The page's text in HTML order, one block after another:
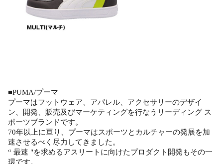
■PUMA/プーマ
プーマはフットウェア、アパレル、アクセサリーのデザイ
ン、開発、販売及びマーケティングを行なうリーディング ス
ポーツブランドです。
70年以上に亘り、プーマはスポーツとカルチャーの発展を加
速させるべく尽力してきました。
“ 最速 "を求めるアスリートに向けたプロダクト開発もその一
環です。